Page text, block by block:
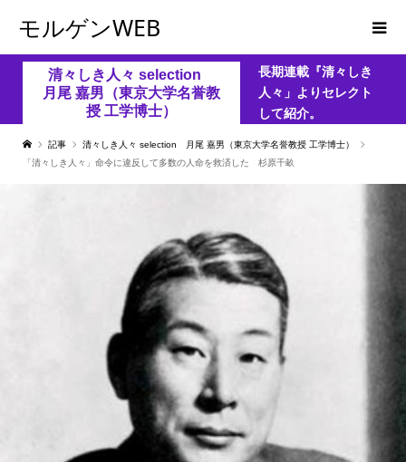
モルゲンWEB
清々しき人々 selection
月尾 嘉男（東京大学名誉教
授 工学博士）
長期連載『清々しき
人々」よりセレクト
して紹介。
記事
清々しき人々 selection 月尾 嘉男（東京大学名誉教授 工学博士）
「清々しき人々」命令に違反して多数の人命を救済した 杉原千畝